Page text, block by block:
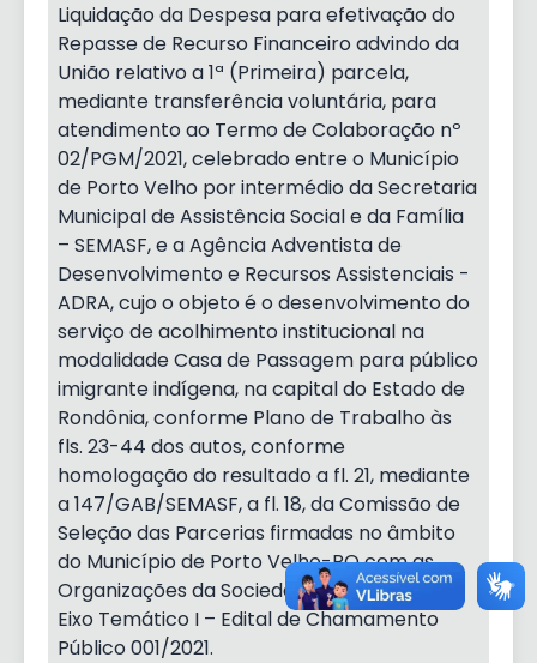
Liquidação da Despesa para efetivação do
Repasse de Recurso Financeiro advindo da
União relativo a 1ª (Primeira) parcela,
mediante transferência voluntária, para
atendimento ao Termo de Colaboração nº
02/PGM/2021, celebrado entre o Município
de Porto Velho por intermédio da Secretaria
Municipal de Assistência Social e da Família
– SEMASF, e a Agência Adventista de
Desenvolvimento e Recursos Assistenciais -
ADRA, cujo o objeto é o desenvolvimento do
serviço de acolhimento institucional na
modalidade Casa de Passagem para público
imigrante indígena, na capital do Estado de
Rondônia, conforme Plano de Trabalho às
fls. 23-44 dos autos, conforme
homologação do resultado a fl. 21, mediante
a 147/GAB/SEMASF, a fl. 18, da Comissão de
Seleção das Parcerias firmadas no âmbito
do Município de Porto Velho-RO com as
Organizações da Sociedade Civil Portaria.
Eixo Temático I – Edital de Chamamento
Público 001/2021.